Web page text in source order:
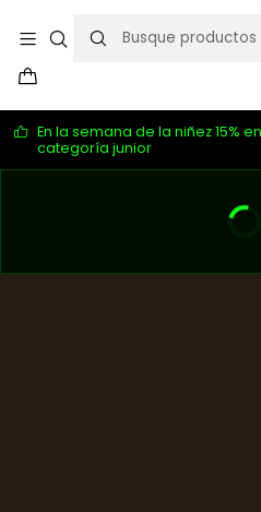
En la semana de la niñez 15%
categoría junior